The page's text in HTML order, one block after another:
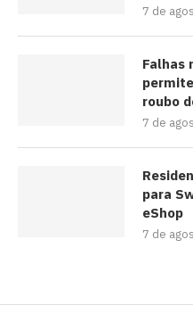
7 de
Falhas
roubo
7 de
para
eShop
7 de